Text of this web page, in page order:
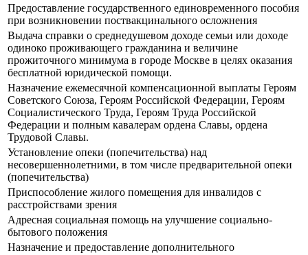
Предоставление государственного единовременного пособия
при возникновении поствакцинального осложнения
Выдача справки о среднедушевом доходе семьи или доходе
одиноко проживающего гражданина и величине
прожиточного минимума в городе Москве в целях оказания
бесплатной юридической помощи.
Назначение ежемесячной компенсационной выплаты Героям
Советского Союза, Героям Российской Федерации, Героям
Социалистического Труда, Героям Труда Российской
Федерации и полным кавалерам ордена Славы, ордена
Трудовой Славы.
Установление опеки (попечительства) над
несовершеннолетними, в том числе предварительной опеки
(попечительства)
Приспособление жилого помещения для инвалидов с
расстройствами зрения
Адресная социальная помощь на улучшение социально-
бытового положения
Назначение и предоставление дополнительного